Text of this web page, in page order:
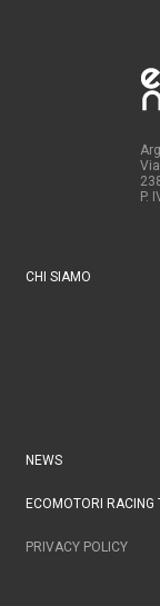
P.
CHI SIAMO
NEWS
ECOMOTORI RACING
PRIVACY POLICY